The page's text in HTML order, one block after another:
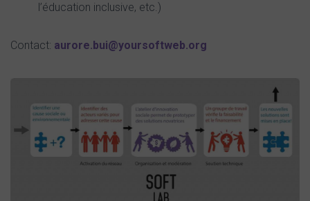
l’éducation inclusive, etc.)
Contact: aurore.bui@yoursoftweb.org